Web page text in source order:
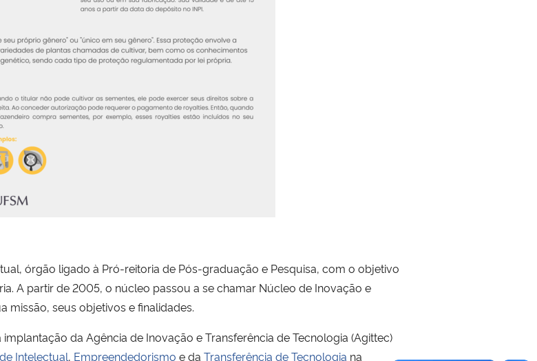
órgão ligado à Pró-reitoria de Pós-graduação e Pesquisa, com o objetivo
A partir de 2005, o núcleo passou a se chamar Núcleo de Inovação e
missão, seus objetivos e finalidades.
da Agência de Inovação e Transferência de Tecnologia (Agittec)
Intelectual, Empreendedorismo e da Transferência de Tecnologia na